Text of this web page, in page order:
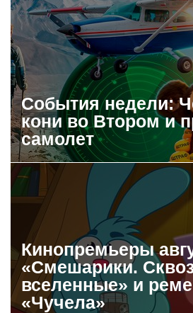
События недели:
кони во Втором и
самолет
Кинопремьеры
«Смешарики.
вселенные» и
«Чучела»